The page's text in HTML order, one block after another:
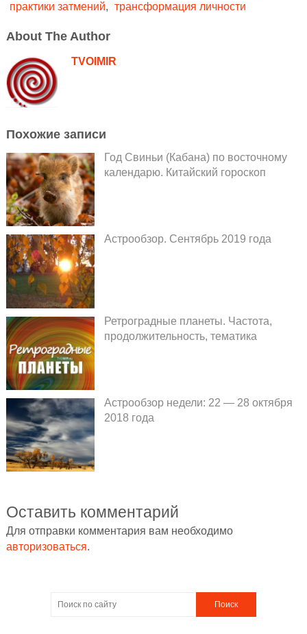
практики затмений, трансформация личности
About The Author
TVOIMIR
Похожие записи
Год Свиньи (Кабана) по восточному
календарю. Китайский гороскоп
Астрообзор. Сентябрь 2019 года
Ретроградные планеты. Частота,
продолжительность, тематика
Астрообзор недели: 22 — 28 октября
2018 года
Оставить комментарий
Для отправки комментария вам необходимо
авторизоваться.